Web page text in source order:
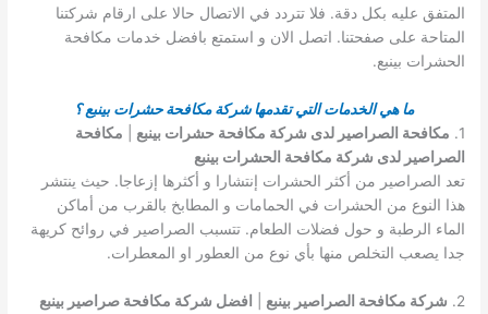
المتفق عليه بكل دقة. فلا تتردد في الاتصال حالا على ارقام شركتنا
المتاحة على صفحتنا. اتصل الان و استمتع بافضل خدمات مكافحة
الحشرات بينبع.
ما هي الخدمات التي تقدمها شركة مكافحة حشرات بينبع ؟
1.
مكافحة الصراصير لدى شركة مكافحة حشرات بينبع
مكافحة
الصراصير لدى شركة مكافحة الحشرات بينبع
تعد الصراصير من أكثر الحشرات إنتشارا و أكثرها إزعاجا. حيث ينتشر
هذا النوع من الحشرات في الحمامات و المطابخ بالقرب من أماكن
الماء الرطبة و حول فضلات الطعام. تتسبب الصراصير في روائح كريهة
جدا يصعب التخلص منها بأي نوع من العطور او المعطرات.
2. شركة مكافحة الصراصير بينبع
افضل شركة مكافحة صراصير بينبع